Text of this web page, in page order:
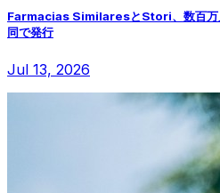
Farmacias SimilaresとStori、数百万
同で発行
Jul 13, 2026